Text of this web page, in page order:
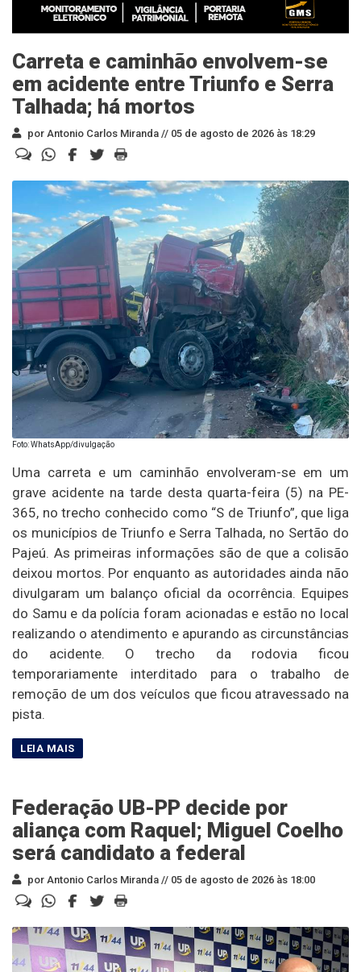
Carreta e caminhão envolvem-se
em acidente entre Triunfo e Serra
Talhada; há mortos
por Antonio Carlos Miranda // 05 de agosto de 2026 às 18:29
Foto: WhatsApp/divulgação
Uma carreta e um caminhão envolveram-se em um
grave acidente na tarde desta quarta-feira (5) na PE-
365, no trecho conhecido como “S de Triunfo”, que liga
os municípios de Triunfo e Serra Talhada, no Sertão do
Pajeú. As primeiras informações são de que a colisão
deixou mortos. Por enquanto as autoridades ainda não
divulgaram um balanço oficial da ocorrência. Equipes
do Samu e da polícia foram acionadas e estão no local
realizando o atendimento e apurando as circunstâncias
do acidente. O trecho da rodovia ficou
temporariamente interditado para o trabalho de
remoção de um dos veículos que ficou atravessado na
pista.
Federação UB-PP decide por
aliança com Raquel; Miguel Coelho
será candidato a federal
por Antonio Carlos Miranda // 05 de agosto de 2026 às 18:00